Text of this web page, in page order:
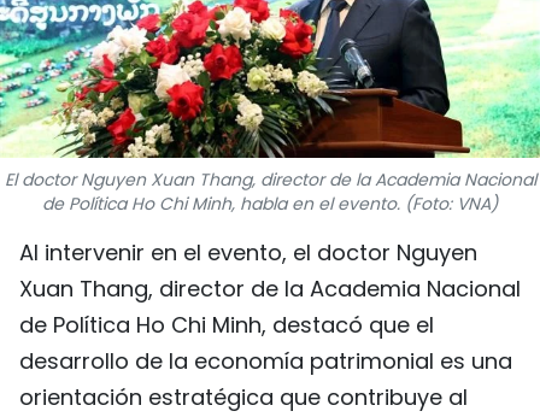
TIẾNG VIỆT
ENGLISH
中文
FRANÇAIS
РУССКИЙ
El doctor Nguyen Xuan Thang, director de la Academia Nacional
de Política Ho Chi Minh, habla en el evento. (Foto: VNA)
Al intervenir en el evento, el doctor Nguyen
Xuan Thang, director de la Academia Nacional
de Política Ho Chi Minh, destacó que el
desarrollo de la economía patrimonial es una
orientación estratégica que contribuye al